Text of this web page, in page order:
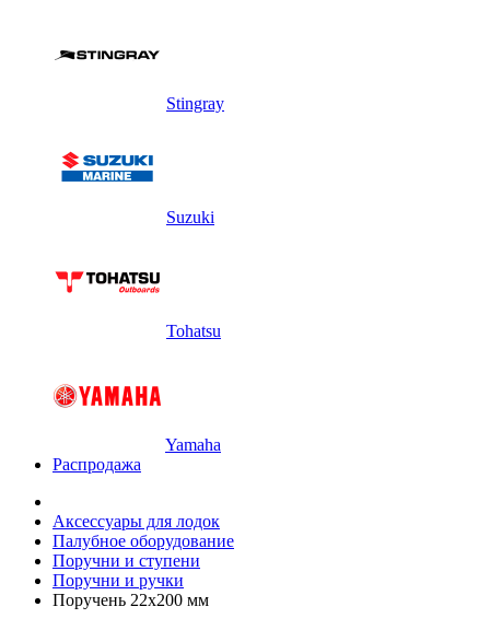
Stingray
Suzuki
Tohatsu
Yamaha
Распродажа
Аксессуары для лодок
Палубное оборудование
Поручни и ступени
Поручни и ручки
Поручень 22х200 мм